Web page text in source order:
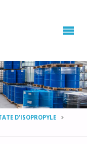
D'ISOPROPYLE